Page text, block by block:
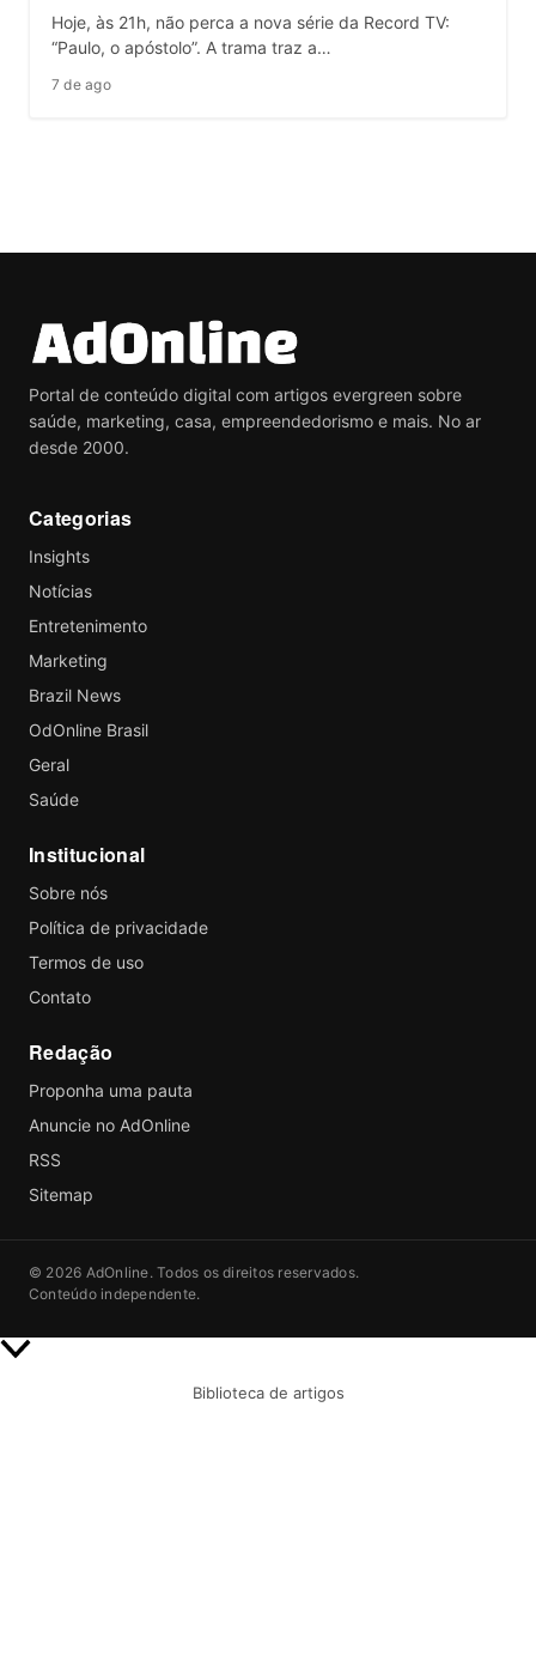
Hoje, às 21h, não perca a nova série da Record TV:
“Paulo, o apóstolo”. A trama traz a…
7 de ago
Portal de conteúdo digital com artigos evergreen sobre
saúde, marketing, casa, empreendedorismo e mais. No ar
desde 2000.
Categorias
Insights
Notícias
Entretenimento
Marketing
Brazil News
OdOnline Brasil
Geral
Saúde
Institucional
Sobre nós
Política de privacidade
Termos de uso
Contato
Redação
Proponha uma pauta
Anuncie no AdOnline
RSS
Sitemap
© 2026 AdOnline. Todos os direitos reservados.
Conteúdo independente.
Rolar
Biblioteca de artigos